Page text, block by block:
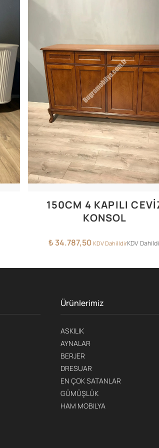
150CM 4 KAPILI
KONSOL
₺34.787,50 KDV DahilldirKDV
Ürünlerimiz
ASKILIK
AYNALAR
BERJER
DRESUAR
EN ÇOK SATANLAR
GÜMÜŞLÜK
HAM MOBILYA